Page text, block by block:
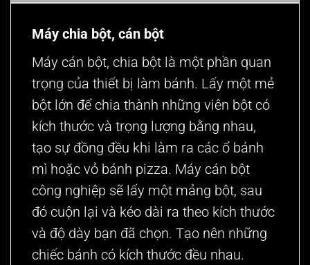
Máy chia bột, cán bột
Máy cán bột, chia bột là một phần quan
trọng của thiết bị làm bánh. Lấy một mẻ
bột lớn để chia thành những viên bột có
kích thước và trọng lượng bằng nhau,
tạo sự đồng đều khi làm ra các ổ bánh
mì hoặc vỏ bánh pizza. Máy cán bột
công nghiệp sẽ lấy một mảng bột, sau
đó cuộn lại và kéo dài ra theo kích thước
và độ dày bạn đã chọn. Tạo nên những
chiếc bánh có kích thước đều nhau.